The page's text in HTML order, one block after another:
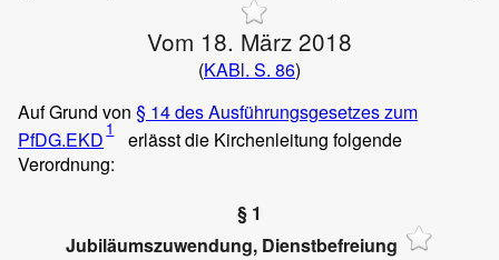
Vom 18. März 2018
(KABl. S. 86)
Auf Grund von § 14 des Ausführungsgesetzes zum
PfDG.EKD 1
erlässt die Kirchenleitung folgende
Verordnung:
§ 1
Jubiläumszuwendung, Dienstbefreiung